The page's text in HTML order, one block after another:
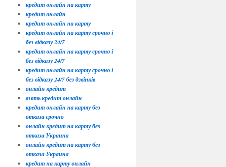
кредит онлайн на карту
кредит онлайн
кредит онлайн на карту
кредит онлайн на карту срочно і
без відказу 24/7
кредит онлайн на карту срочно і
без відказу 24/7
кредит онлайн на карту срочно і
без відказу 24/7 без дзвінків
онлайн кредит
взять кредит онлайн
кредит онлайн на карту без
отказа срочно
онлайн кредит на карту без
отказа Украина
онлайн кредит на карту без
отказа Украина
кредит на карту онлайн